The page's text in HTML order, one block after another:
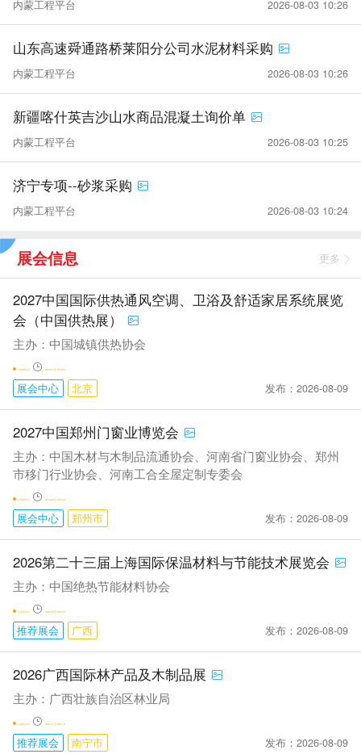
内蒙工程平台 2026-08-03 10:26
山东高速舜通路桥莱阳分公司水泥材料采购
内蒙工程平台 2026-08-03 10:26
新疆喀什英吉沙山水商品混凝土询价单
内蒙工程平台 2026-08-03 10:25
济宁专项--砂浆采购
内蒙工程平台 2026-08-03 10:24
展会信息 更多
2027中国国际供热通风空调、卫浴及舒适家居系统展览
会（中国供热展）
主办：中国城镇供热协会
火热报名中 2027-05-12 至 2027-05-14
展会中心 北京 发布：2026-08-09
2027中国郑州门窗业博览会
主办：中国木材与木制品流通协会、河南省门窗业协会、郑州
市移门行业协会、河南工合全屋定制专委会
火热报名中 2027-02-23 至 2027-02-26
展会中心 郑州市 发布：2026-08-09
2026第二十三届上海国际保温材料与节能技术展览会
主办：中国绝热节能材料协会
火热报名中 2026-12-09 至 2026-12-11
推荐展会 广西 发布：2026-08-09
2026广西国际林产品及木制品展
主办：广西壮族自治区林业局
火热报名中 2026-11-21 至 2026-11-23
推荐展会 南宁市 发布：2026-08-09